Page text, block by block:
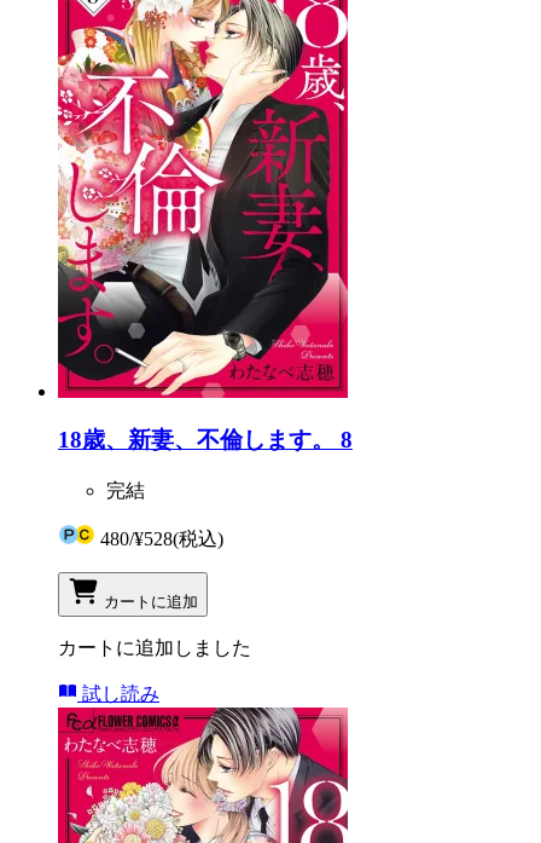
18歳、新妻、不倫します。 8
完結
480/¥528(税込)
カートに追加
カートに追加しました
試し読み